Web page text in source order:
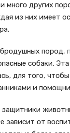
много других
из них имеет
пород,
собаки. Эта
для того,
и
защитники
зависит от